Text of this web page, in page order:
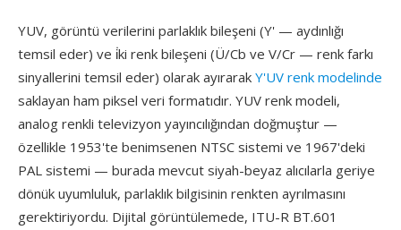
YUV, görüntü verilerini parlaklık bileşeni (Y' — aydınlığı
temsil eder) ve i̇ki renk bileşeni (Ü/Cb ve V/Cr — renk farkı
sinyallerini temsil eder) olarak ayırarak Y'UV renk modelinde
saklayan ham piksel veri formatıdır. YUV renk modeli,
analog renkli televizyon yayıncılığından doğmuştur —
özellikle 1953'te benimsenen NTSC sistemi ve 1967'deki
PAL sistemi — burada mevcut siyah-beyaz alıcılarla geriye
dönük uyumluluk, parlaklık bilgisinin renkten ayrılmasını
gerektiriyordu. Dijital görüntülemede, ITU-R BT.601